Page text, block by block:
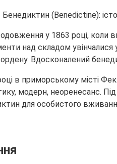
у 1863 році,
над складом
Вдосконалений
в приморському місті
модерн, неоренесанс.
для особистого